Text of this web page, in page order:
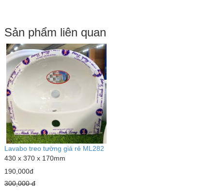
Sản phẩm liên quan
Lavabo treo tường giá rẻ ML282
430 x 370 x 170mm
190,000đ
300,000 đ